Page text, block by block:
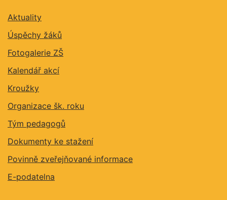
Aktuality
Úspěchy žáků
Fotogalerie ZŠ
Kalendář akcí
Kroužky
Organizace šk. roku
Tým pedagogů
Dokumenty ke stažení
Povinně zveřejňované informace
E-podatelna